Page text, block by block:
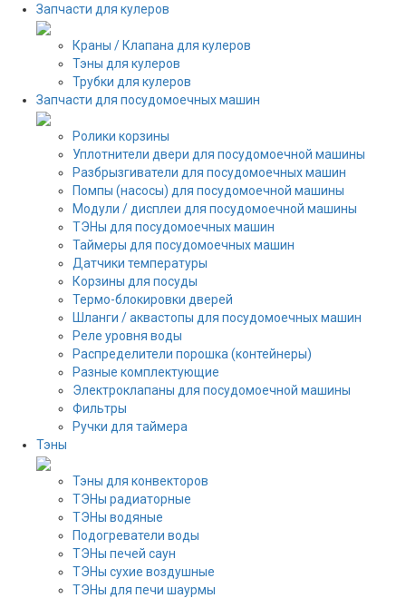
Запчасти для кулеров
Краны / Клапана для кулеров
Тэны для кулеров
Трубки для кулеров
Запчасти для посудомоечных машин
Ролики корзины
Уплотнители двери для посудомоечной машины
Разбрызгиватели для посудомоечных машин
Помпы (насосы) для посудомоечной машины
Модули / дисплеи для посудомоечной машины
ТЭНы для посудомоечных машин
Таймеры для посудомоечных машин
Датчики температуры
Корзины для посуды
Термо-блокировки дверей
Шланги / аквастопы для посудомоечных машин
Реле уровня воды
Распределители порошка (контейнеры)
Разные комплектующие
Электроклапаны для посудомоечной машины
Фильтры
Ручки для таймера
Тэны
Тэны для конвекторов
ТЭНы радиаторные
ТЭНы водяные
Подогреватели воды
ТЭНы печей саун
ТЭНы сухие воздушные
ТЭНы для печи шаурмы